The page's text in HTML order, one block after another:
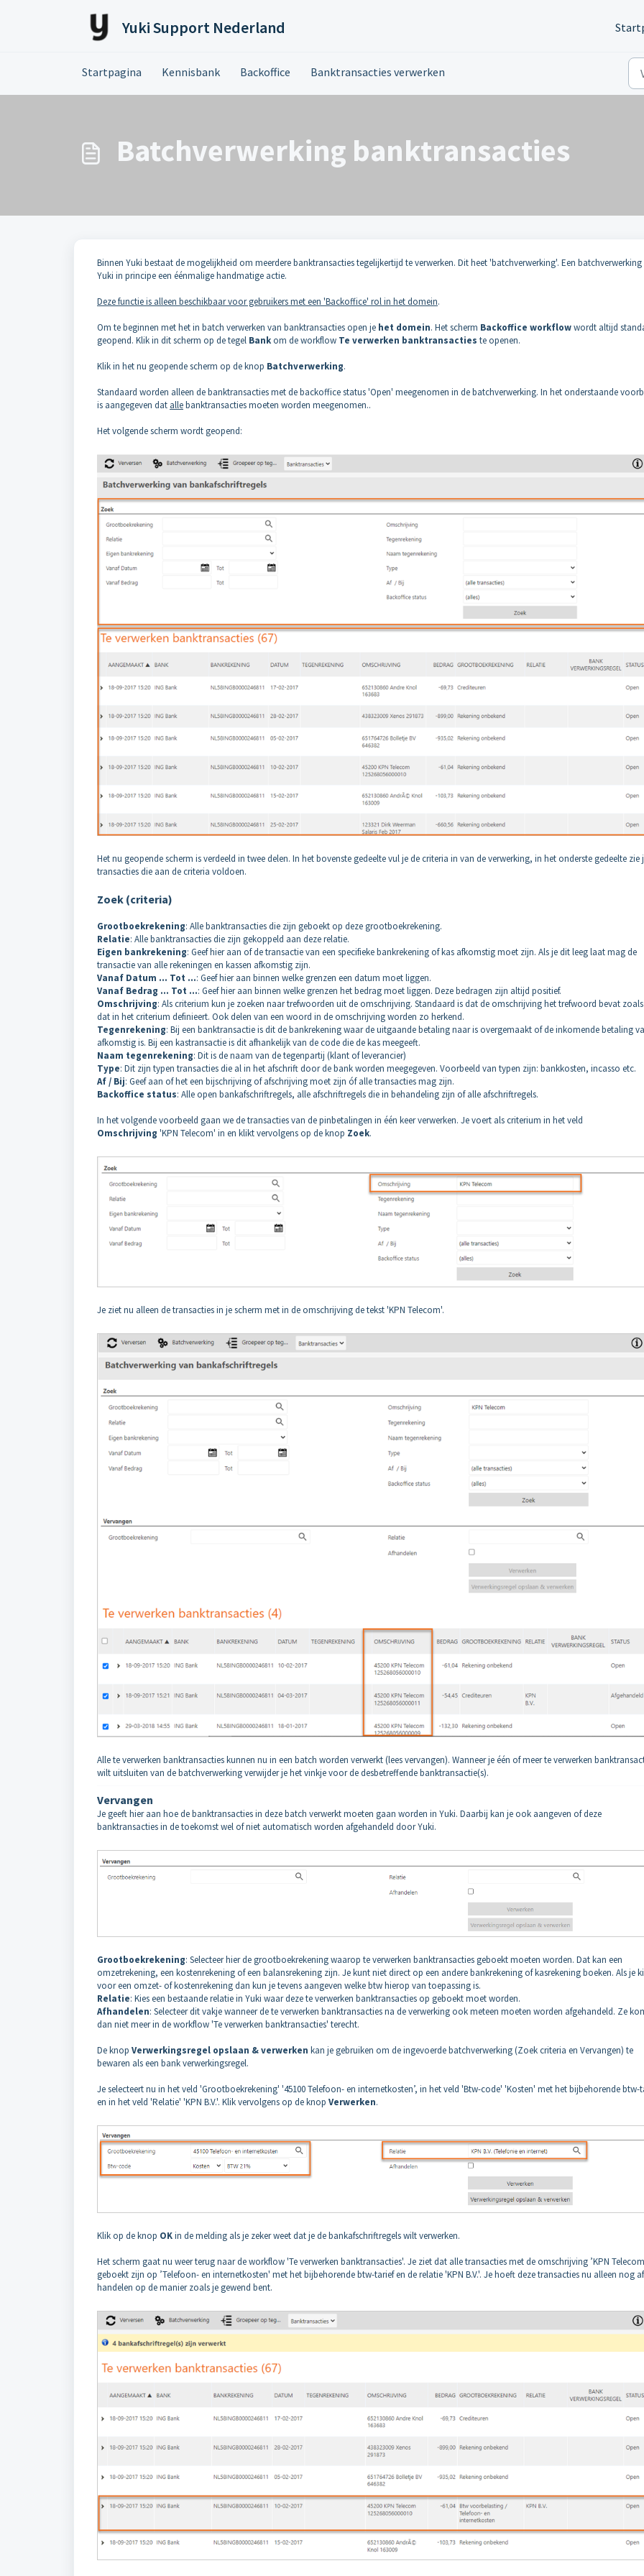
Yuki Support Nederland
Startpagina Kennisbank Backoffice Banktransacties verwerken
Batchverwerking banktransacties
Binnen Yuki bestaat de mogelijkheid om meerdere banktransacties tegelijkertijd te verwerken. Dit heet 'batchverwerking'. Een batchverwerking
Yuki in principe een éénmalige handmatige actie.
Deze functie is alleen beschikbaar voor gebruikers met een 'Backoffice' rol in het domein.
Om te beginnen met het in batch verwerken van banktransacties open je het domein. Het scherm Backoffice workflowwordt altijd
geopend. Klik in dit scherm op de tegel Bankom de workflow Te verwerken banktransacties te openen.
Klik in het nu geopende scherm op de knop Batchverwerking.
Standaard worden alleen de banktransacties met de backoffice status 'Open' meegenomen in de batchverwerking. In het onderstaande
is aangegeven dat allebanktransacties moeten worden meegenomen..
Het volgende scherm wordt geopend:
Het nu geopende scherm is verdeeld in twee delen. In het bovenste gedeelte vul je de criteria in van de verwerking, in het onderste gedeelte zie
transacties die aan de criteria voldoen.
Zoek (criteria)
Grootboekrekening: Alle banktransacties die zijn geboekt op deze grootboekrekening.
Relatie: Alle banktransacties die zijn gekoppeld aan deze relatie.
Eigen bankrekening: Geef hier aan of de transactie van een specifieke bankrekening of kas afkomstig moet zijn. Als je dit leeg laat mag de
transactie van alle rekeningen en kassen afkomstig zijn.
Vanaf Datum ... Tot ...: Geef hier aan binnen welke grenzen een datum moet liggen.
Vanaf Bedrag ... Tot ...: Geef hier aan binnen welke grenzen het bedrag moet liggen. Deze bedragen zijn altijd positief.
Omschrijving: Als criterium kun je zoeken naar trefwoorden uit de omschrijving. Standaard is dat de omschrijving het trefwoord bevat
dat in het criterium definieert. Ook delen van een woord in de omschrijving worden zo herkend.
Tegenrekening: Bij een banktransactie is dit de bankrekening waar de uitgaande betaling naar is overgemaakt of de inkomende betaling
afkomstig is. Bij een kastransactie is dit afhankelijk van de code die de kas meegeeft.
Naam tegenrekening: Dit is de naam van de tegenpartij (klant of leverancier)
Type: Dit zijn typen transacties die al in het afschrift door de bank worden meegegeven. Voorbeeld van typen zijn: bankkosten, incasso etc.
Af / Bij: Geef aan of het een bijschrijving of afschrijving moet zijn óf alle transacties mag zijn.
Backoffice status: Alle open bankafschriftregels, alle afschriftregels die in behandeling zijn of alle afschriftregels.
In het volgende voorbeeld gaan we de transacties van de pinbetalingen in één keer verwerken. Je voert als criterium in het veld
Omschrijving 'KPN Telecom' in en klikt vervolgens op de knop Zoek.
Je ziet nu alleen de transacties in je scherm met in de omschrijving de tekst 'KPN Telecom'.
Alle te verwerken banktransacties kunnen nu in een batch worden verwerkt (lees vervangen). Wanneer je één of meer te verwerken
wilt uitsluiten van de batchverwerking verwijder je het vinkje voor de desbetreffende banktransactie(s).
Vervangen
Je geeft hier aan hoe de banktransacties in deze batch verwerkt moeten gaan worden in Yuki. Daarbij kan je ook aangeven of deze
banktransacties in de toekomst wel of niet automatisch worden afgehandeld door Yuki.
Grootboekrekening: Selecteer hier de grootboekrekening waarop te verwerken banktransacties geboekt moeten worden. Dat kan een
omzetrekening, een kostenrekening of een balansrekening zijn. Je kunt niet direct op een andere bankrekening of kasrekening boeken. Als je
voor een omzet- of kostenrekening dan kun je tevens aangeven welke btw hierop van toepassing is.
Relatie: Kies een bestaande relatie in Yuki waar deze te verwerken banktransacties op geboekt moet worden.
Afhandelen: Selecteer dit vakje wanneer de te verwerken banktransacties na de verwerking ook meteen moeten worden afgehandeld. Ze
dan niet meer in de workflow 'Te verwerken banktransacties' terecht.
De knop Verwerkingsregel opslaan & verwerken kan je gebruiken om de ingevoerde batchverwerking (Zoek criteria en Vervangen) te
bewaren als een bank verwerkingsregel.
Je selecteert nu in het veld 'Grootboekrekening' '45100 Telefoon- en internetkosten’, in het veld 'Btw-code' 'Kosten' met het bijbehorende btw-
en in het veld 'Relatie' 'KPN B.V.'. Klik vervolgens op de knop Verwerken.
Klik op de knop OKin de melding als je zeker weet dat je de bankafschriftregels wilt verwerken.
Het scherm gaat nu weer terug naar de workflow 'Te verwerken banktransacties'. Je ziet dat alle transacties met de omschrijving ’KPN
geboekt zijn op ’Telefoon- en internetkosten' met het bijbehorende btw-tarief en de relatie 'KPN B.V.'. Je hoeft deze transacties nu alleen nog
handelen op de manier zoals je gewend bent.